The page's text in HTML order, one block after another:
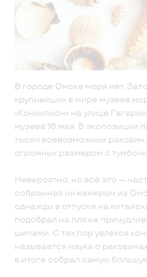
В городе Омске моря нет.
крупнейших в мире музеев
«Конхилион» на улице
музеев 16 мая. В экспозиции
тысяч всевозможных
огромных размером с
Невероятно, но всё это —
собранная инженером из
однажды в отпуске на
подобрал на пляже
шипами. С тех пор увлёкся
называется наука о
в итоге собрал самую